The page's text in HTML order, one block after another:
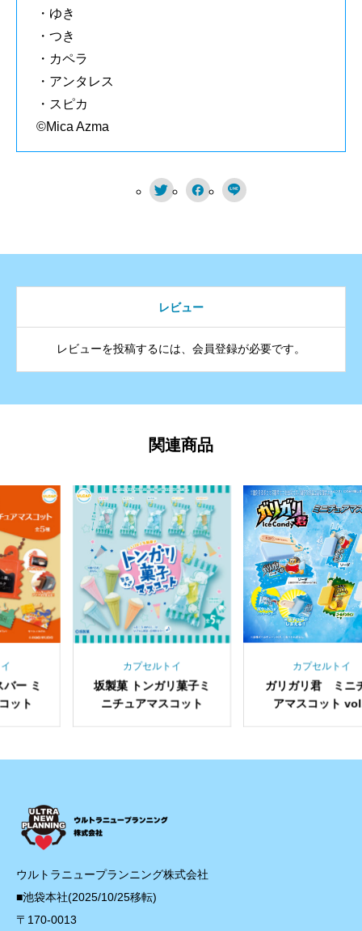
・ゆき
・つき
・カペラ
・アンタレス
・スピカ
©Mica Azma
  
レビュー
レビューを投稿するには、会員登録が必要です。
関連商品
菓 トンガリ菓子ミ
チュアマスコット
ガリガリ君 ミニチュ
アマスコット vol.2
ラッ
ン
ウルトラニュープランニング株式会社
■池袋本社(2025/10/25移転)
〒170-0013